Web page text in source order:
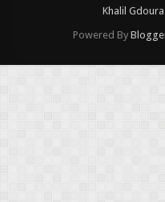
Khalil Gdoura
Powered By